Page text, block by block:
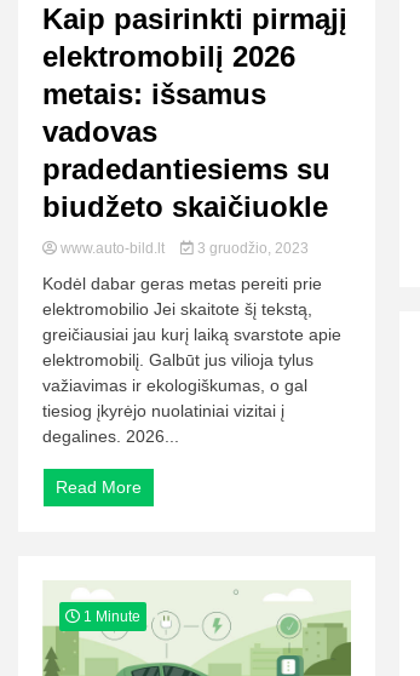
Kaip pasirinkti pirmąjį
elektromobilį 2026
metais: išsamus
vadovas
pradedantiesiems su
biudžeto skaičiuokle
www.auto-bild.lt 3 gruodžio, 2023
Kodėl dabar geras metas pereiti prie
elektromobilio Jei skaitote šį tekstą,
greičiausiai jau kurį laiką svarstote apie
elektromobilį. Galbūt jus vilioja tylus
važiavimas ir ekologiškumas, o gal
tiesiog įkyrėjo nuolatiniai vizitai į
degalines. 2026...
Read More
1 Minute